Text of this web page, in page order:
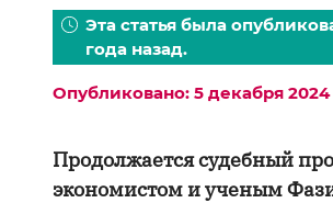
Эта статья была
года назад.
Опубликовано: 5 декабря 2024
Продолжается судебный
экономистом и ученым